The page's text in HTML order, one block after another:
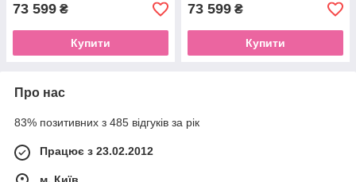
73 599 ₴
Купити
73 599 ₴
Купити
Про нас
83% позитивних з 485 відгуків за рік
Працює з 23.02.2012